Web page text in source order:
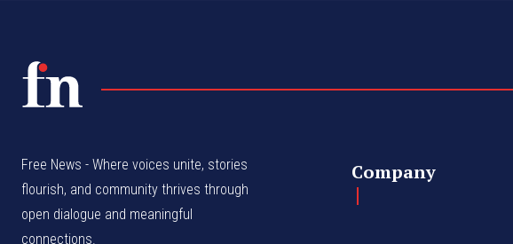
Free News - Where voices unite, stories
flourish, and community thrives through
open dialogue and meaningful
connections.
Company